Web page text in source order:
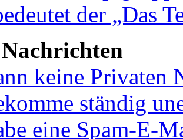
der „Das
keine Privaten
ständig
eine Spam-E-